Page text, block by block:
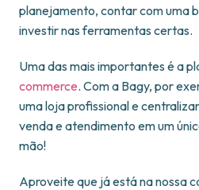
planejamento, contar com uma
investir nas ferramentas certas.
Uma das mais importantes é a
commerce. Com a Bagy, por
uma loja profissional e
venda e atendimento em um
mão!
Aproveite que já está na nossa